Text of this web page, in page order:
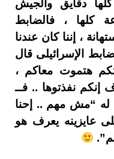
كلها دقايق والجيش
كلها ، فالضابط
، إننا كان عندنا
الإسرائيلى قال
هتموت معاكم ،
نفذتوها .. فــ
له “مش مهم .. إحنا
عايزينه يعرف هو